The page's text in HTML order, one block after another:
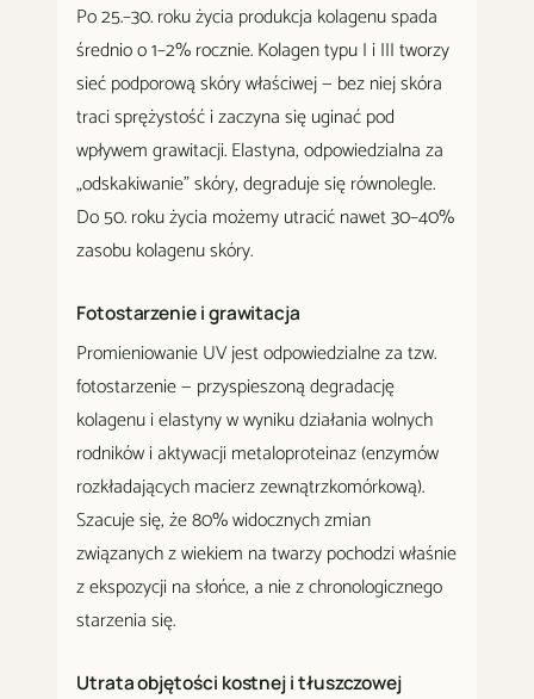
Po 25.–30. roku życia produkcja kolagenu spada
średnio o 1–2% rocznie. Kolagen typu I i III tworzy
sieć podporową skóry właściwej — bez niej skóra
traci sprężystość i zaczyna się uginać pod
wpływem grawitacji. Elastyna, odpowiedzialna za
„odskakiwanie" skóry, degraduje się równolegle.
Do 50. roku życia możemy utracić nawet 30–40%
zasobu kolagenu skóry.
Fotostarzenie i grawitacja
Promieniowanie UV jest odpowiedzialne za tzw.
fotostarzenie — przyspieszoną degradację
kolagenu i elastyny w wyniku działania wolnych
rodników i aktywacji metaloproteinaz (enzymów
rozkładających macierz zewnątrzkomórkową).
Szacuje się, że 80% widocznych zmian
związanych z wiekiem na twarzy pochodzi właśnie
z ekspozycji na słońce, a nie z chronologicznego
starzenia się.
Utrata objętości kostnej i tłuszczowej